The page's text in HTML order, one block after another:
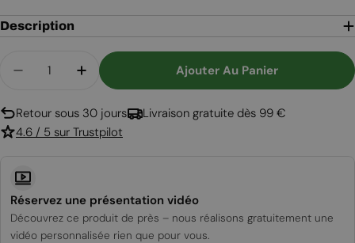
Description
Diminuer La Quantité Pour Safretti Curva BL -
Augmenter La Quantité Pour Safretti
Ajouter Au Panier
Retour sous 30 jours
Livraison gratuite dès 99 €
4.6 / 5 sur Trustpilot
Réservez une présentation vidéo
Découvrez ce produit de près – nous réalisons gratuitement une
vidéo personnalisée rien que pour vous.